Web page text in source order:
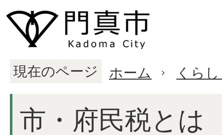
現在のページ ホーム くら
市・府民税とは